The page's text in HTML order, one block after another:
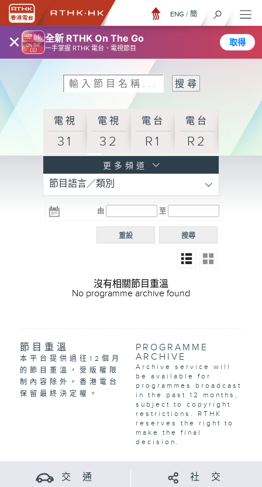
× 全新 RTHK On The Go
一手掌握 RTHK 電台、電視節目
取得
ENG / 簡
電視
31
電視
32
電台
R1
電台
R2
R3
電台 電台
R5
電台
普通
更多頻道
節目語言／類別
由 至
搜尋
重設
沒有相關節目重溫
No programme archive found
節目重溫
本平台提供過往12個月
的節目重溫，受版權限
制內容除外。香港電台
保留最終決定權。
PROGRAMME
ARCHIVE
Archive service will
be available for
programmes broadcast
in the past 12 months,
subject to copyright
restrictions. RTHK
reserves the right to
make the final
decision.
交 通 社 交